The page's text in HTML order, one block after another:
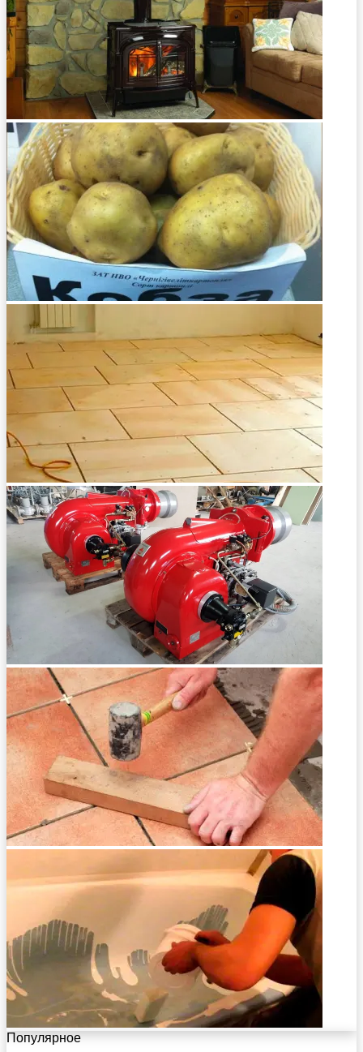
Популярное